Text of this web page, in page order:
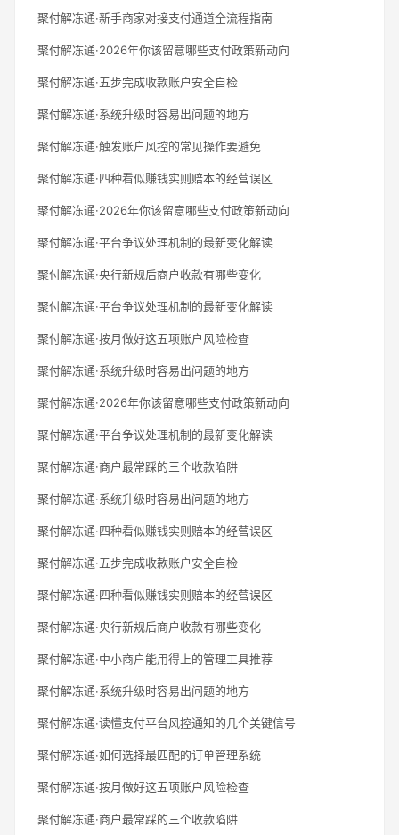
聚付解冻通·新手商家对接支付通道全流程指南
聚付解冻通·2026年你该留意哪些支付政策新动向
聚付解冻通·五步完成收款账户安全自检
聚付解冻通·系统升级时容易出问题的地方
聚付解冻通·触发账户风控的常见操作要避免
聚付解冻通·四种看似赚钱实则赔本的经营误区
聚付解冻通·2026年你该留意哪些支付政策新动向
聚付解冻通·平台争议处理机制的最新变化解读
聚付解冻通·央行新规后商户收款有哪些变化
聚付解冻通·平台争议处理机制的最新变化解读
聚付解冻通·按月做好这五项账户风险检查
聚付解冻通·系统升级时容易出问题的地方
聚付解冻通·2026年你该留意哪些支付政策新动向
聚付解冻通·平台争议处理机制的最新变化解读
聚付解冻通·商户最常踩的三个收款陷阱
聚付解冻通·系统升级时容易出问题的地方
聚付解冻通·四种看似赚钱实则赔本的经营误区
聚付解冻通·五步完成收款账户安全自检
聚付解冻通·四种看似赚钱实则赔本的经营误区
聚付解冻通·央行新规后商户收款有哪些变化
聚付解冻通·中小商户能用得上的管理工具推荐
聚付解冻通·系统升级时容易出问题的地方
聚付解冻通·读懂支付平台风控通知的几个关键信号
聚付解冻通·如何选择最匹配的订单管理系统
聚付解冻通·按月做好这五项账户风险检查
聚付解冻通·商户最常踩的三个收款陷阱